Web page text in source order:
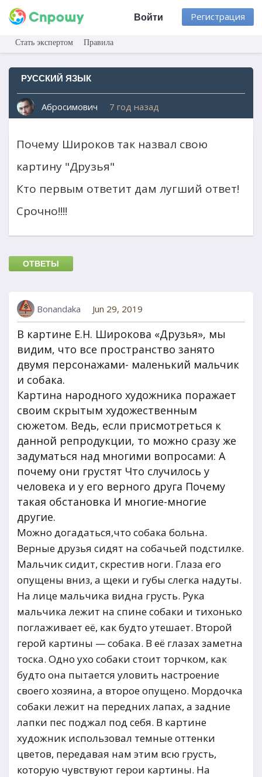
Регистрация
Войти
Стать экспертом Правила
РУССКИЙ ЯЗЫК
Абросимович 7 год назад
Почему Широков так назвал свою
картину "Друзья"
Кто первым ответит дам лугший ответ!
Срочно!!!!
ОТВЕТЫ
Bonandaka Jun 29, 2019
В картине Е.Н. Широкова «Друзья», мы
видим, что все пространство занято
двумя персонажами- маленький мальчик
и собака.
Картина народного художника поражает
своим скрытым художественным
сюжетом. Ведь, если присмотреться к
данной репродукции, то можно сразу же
задуматься над многими вопросами: А
почему они грустят Что случилось у
человека и у его верного друга Почему
такая обстановка И многие-многие
другие.
Можно догадаться,что собака больна.
Верные друзья сидят на собачьей подстилке.
Мальчик сидит, скрестив ноги. Глаза его
опущены вниз, а щеки и губы слегка надуты.
На лице мальчика видна грусть. Рука
мальчика лежит на спине собаки и тихонько
поглаживает её, как будто утешает. Второй
герой картины — собака. В её глазах заметна
тоска. Одно ухо собаки стоит торчком, как
будто она пытается уловить настроение
своего хозяина, а второе опущено. Мордочка
собаки лежит на передних лапах, а задние
лапки пес поджал под себя. В картине
художник использовал темные оттенки
цветов, передавая нам этим всю грусть,
которую чувствуют герои картины. На